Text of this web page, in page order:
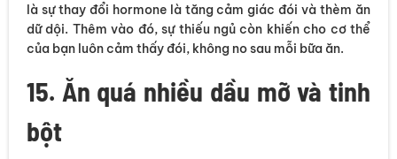
là sự thay đổi hormone là tăng cảm giác đói và thèm ăn
dữ dội. Thêm vào đó, sự thiếu ngủ còn khiến cho cơ thể
của bạn luôn cảm thấy đói, không no sau mỗi bữa ăn.
15. Ăn quá nhiều dầu mỡ và tinh
bột